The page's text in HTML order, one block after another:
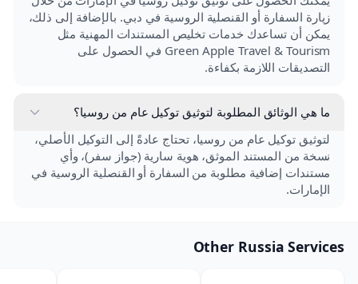
زيارة السفارة أو القنصلية الروسية في دبي. بالإضافة إلى ذلك،
يمكن أن تساعدك خدمات تخليص المستندات المهنية مثل
Green Apple Travel & Tourism في الحصول على
التصديقات اللازمة بكفاءة.
ما هي الوثائق المطلوبة لتوثيق توكيل عام من روسيا؟
لتوثيق توكيل عام من روسيا، تحتاج عادةً إلى التوكيل الأصلي،
نسخة من المستند الموثق، هوية سارية (جواز سفر)، وأي
مستندات إضافية مطلوبة من السفارة أو القنصلية الروسية في
الإمارات.
Other Russia Services